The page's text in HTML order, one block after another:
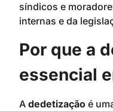
síndicos e
internas e da
Por que a
essencial
A dedetização é